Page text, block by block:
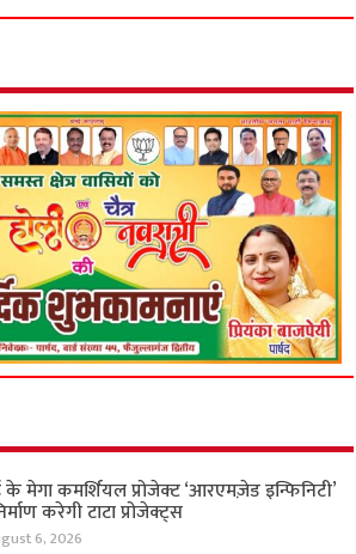
के मेगा कमर्शियल प्रोजेक्ट ‘आरएमज़ेड इन्फिनिटी’
करेगी टाटा प्रोजेक्ट्स
6, 2026